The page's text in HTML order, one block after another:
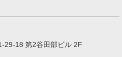
29-18 第2谷田部ビル 2F